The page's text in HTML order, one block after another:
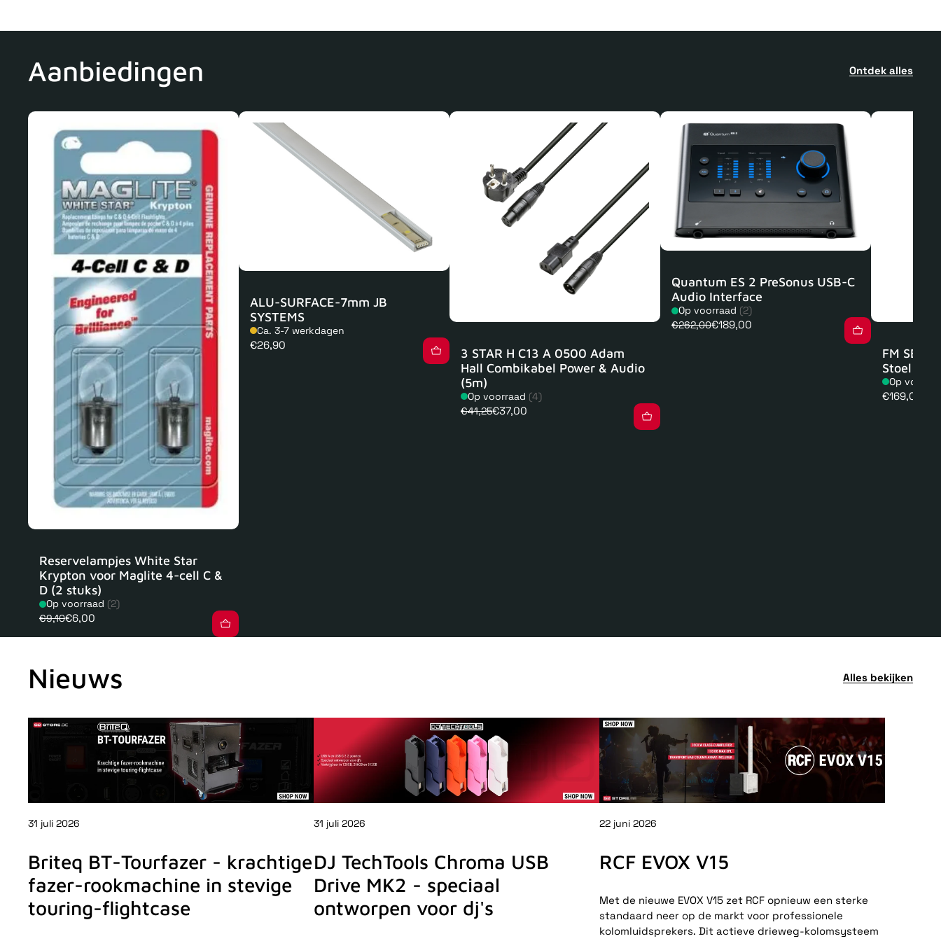
Aanbiedingen Ontdek alles
Reservelampjes White Star
Krypton voor Maglite 4-cell C &
D (2 stuks)
Op voorraad (2)
€9,10€6,00
ALU-SURFACE-7mm JB
SYSTEMS
Ca. 3-7 werkdagen
Normale
€26,90
3 STAR H C13 A 0500 Adam
Hall Combikabel Power & Audio
(5m)
Op voorraad (4)
€41,25€37,00
Quantum ES 2 PreSonus USB-C
Audio Interface
Op voorraad (2)
€262,00€189,00
FM
Stoel
Op
Normale
€169,00
Nieuws Alles bekijken
31 juli 2026
Briteq BT-Tourfazer - krachtige
fazer-rookmachine in stevige
touring-flightcase
31 juli 2026
DJ TechTools Chroma USB
Drive MK2 - speciaal
ontworpen voor dj's
22 juni 2026
RCF EVOX V15
Met de nieuwe EVOX V15 zet RCF opnieuw een sterke
standaard neer op de markt voor professionele
kolomluidsprekers. Dit actieve drieweg-kolomsysteem